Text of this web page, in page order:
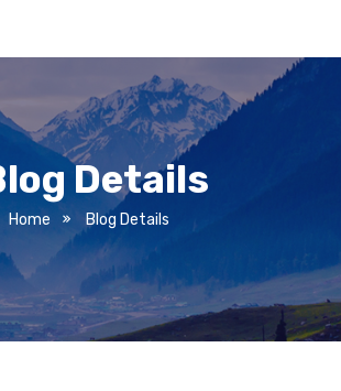
Details
Home Blog Details